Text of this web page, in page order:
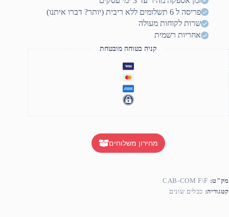
female
1.8meterפריסה ל 6 תשלומים ללא ריבית (יותר? דברו איתנו)
שרות לקוחות מעולה
אחריות רשמית
קניה בטוחה מובטחת
מחירון משלוחים
מק"ט: CAB-COM F\F
קטגוריה: כבלים שונים